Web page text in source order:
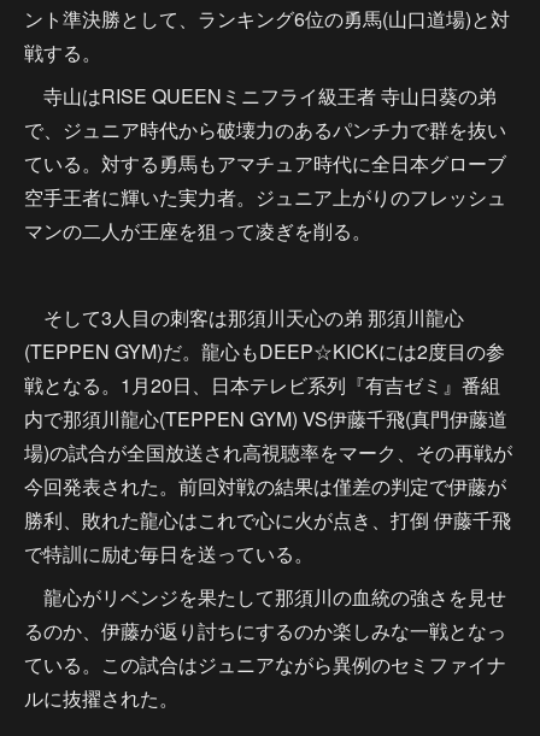
ント準決勝として、ランキング6位の勇馬(山口道場)と対
戦する。
寺山はRISE QUEENミニフライ級王者 寺山日葵の弟
で、ジュニア時代から破壊力のあるパンチ力で群を抜い
ている。対する勇馬もアマチュア時代に全日本グローブ
空手王者に輝いた実力者。ジュニア上がりのフレッシュ
マンの二人が王座を狙って凌ぎを削る。
そして3人目の刺客は那須川天心の弟 那須川龍心
(TEPPEN GYM)だ。龍心もDEEP☆KICKには2度目の参
戦となる。1月20日、日本テレビ系列『有吉ゼミ』番組
内で那須川龍心(TEPPEN GYM) VS伊藤千飛(真門伊藤道
場)の試合が全国放送され高視聴率をマーク、その再戦が
今回発表された。前回対戦の結果は僅差の判定で伊藤が
勝利、敗れた龍心はこれで心に火が点き、打倒 伊藤千飛
で特訓に励む毎日を送っている。
龍心がリベンジを果たして那須川の血統の強さを見せ
るのか、伊藤が返り討ちにするのか楽しみな一戦となっ
ている。この試合はジュニアながら異例のセミファイナ
ルに抜擢された。